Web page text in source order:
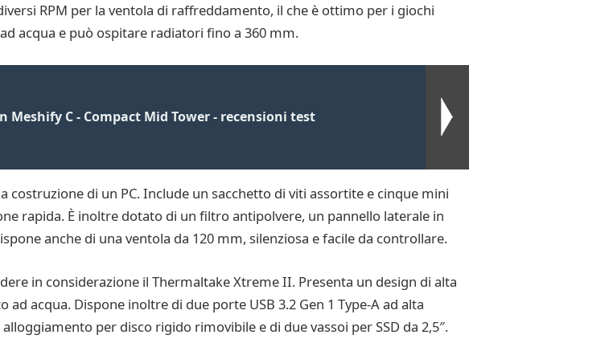
RPM per la ventola di raffreddamento, il che è ottimo per i giochi
acqua e può ospitare radiatori fino a 360 mm.
Meshify C - Compact Mid Tower - recensioni test
costruzione di un PC. Include un sacchetto di viti assortite e cinque mini
rapida. È inoltre dotato di un filtro antipolvere, un pannello laterale in
anche di una ventola da 120 mm, silenziosa e facile da controllare.
in considerazione il Thermaltake Xtreme II. Presenta un design di alta
acqua. Dispone inoltre di due porte USB 3.2 Gen 1 Type-A ad alta
per disco rigido rimovibile e di due vassoi per SSD da 2,5″.